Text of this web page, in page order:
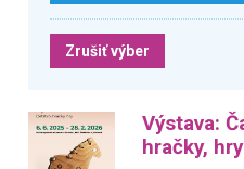
Zrušiť výber
Výstava:
hračky, hry